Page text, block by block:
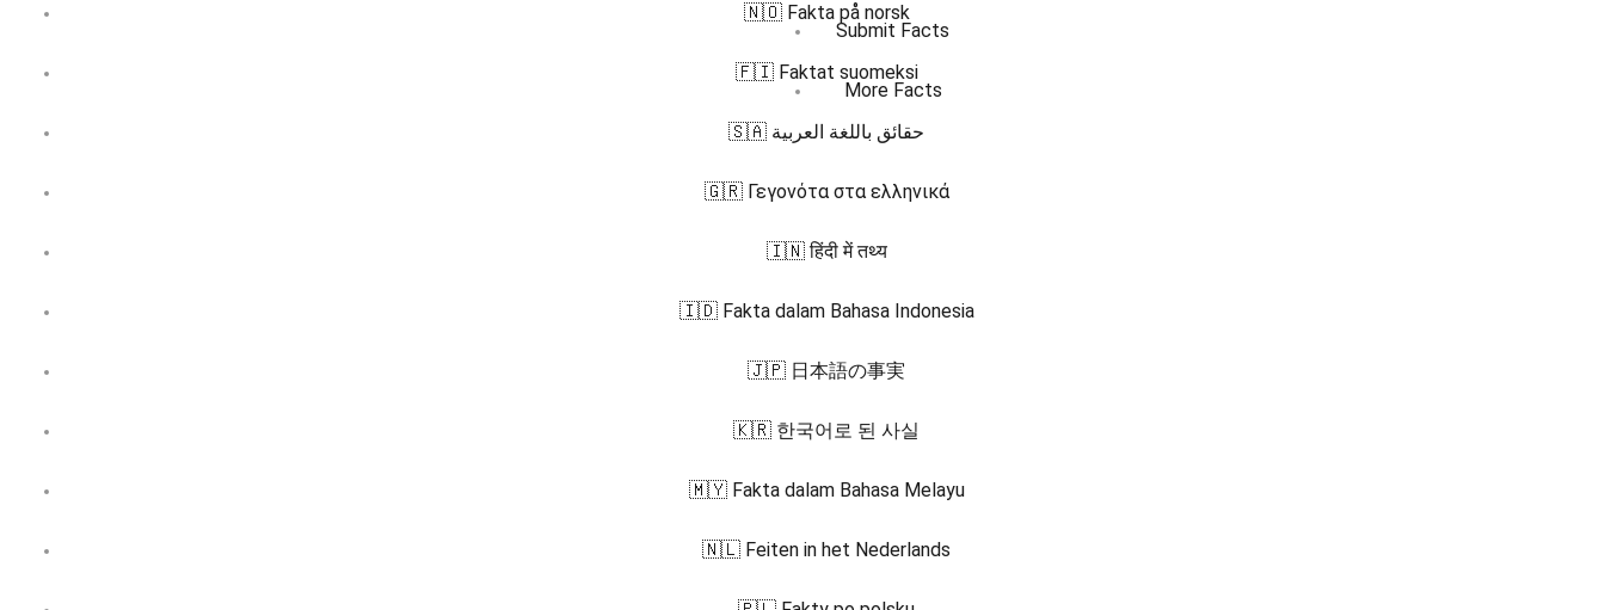
Submit Facts
More Facts
🇳🇴 Fakta på norsk
🇫🇮 Faktat suomeksi
🇸🇦 حقائق باللغة العربية
🇬🇷 Γεγονότα στα ελληνικά
🇮🇳 हिंदी में तथ्य
🇮🇩 Fakta dalam Bahasa Indonesia
🇯🇵 日本語の事実
🇰🇷 한국어로 된 사실
🇲🇾 Fakta dalam Bahasa Melayu
🇳🇱 Feiten in het Nederlands